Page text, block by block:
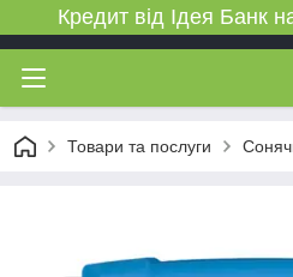
Кредит від Ідея Банк
Товари та послуги